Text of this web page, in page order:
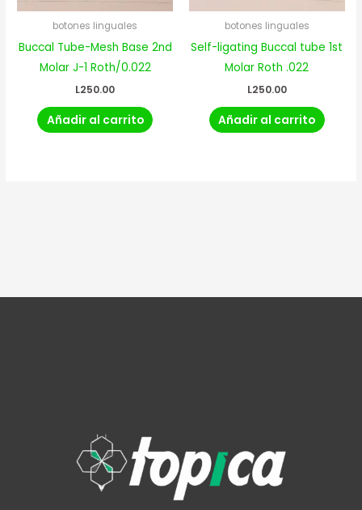
botones linguales
Buccal Tube-Mesh Base 2nd
Molar J-1 Roth/0.022
L250.00
Añadir al carrito
botones linguales
Self-ligating Buccal tube 1st
Molar Roth .022
L250.00
Añadir al carrito